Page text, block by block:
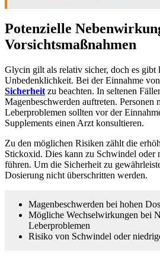
Potenzielle
Vorsichtsmaßnahmen
Glycin gilt als relativ sicher, doch es gibt
Unbedenklichkeit. Bei der Einnahme
Sicherheit zu beachten. In seltenen
Magenbeschwerden auftreten. Personen
Leberproblemen sollten vor der
Supplements einen Arzt konsultieren.
Zu den möglichen Risiken zählt die
Stickoxid. Dies kann zu Schwindel oder
führen. Um die Sicherheit zu
Dosierung nicht überschritten werden.
Magenbeschwerden bei hohen
Mögliche Wechselwirkungen bei
Leberproblemen
Risiko von Schwindel oder